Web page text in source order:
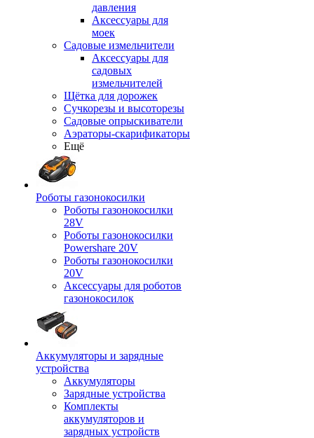
давления
Аксессуары для
моек
Садовые измельчители
Аксессуары для
садовых
измельчителей
Щётка для дорожек
Сучкорезы и высоторезы
Садовые опрыскиватели
Аэраторы-скарификаторы
Ещё
Роботы газонокосилки
Роботы газонокосилки
28V
Роботы газонокосилки
Powershare 20V
Роботы газонокосилки
20V
Аксессуары для роботов
газонокосилок
Аккумуляторы и зарядные
устройства
Аккумуляторы
Зарядные устройства
Комплекты
аккумуляторов и
зарядных устройств